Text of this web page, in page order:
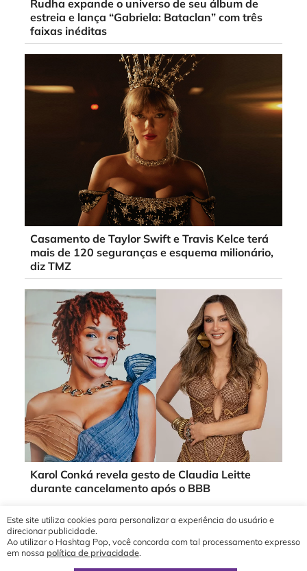
Rudha expande o universo de seu álbum de
estreia e lança “Gabriela: Bataclan” com três
faixas inéditas
Casamento de Taylor Swift e Travis Kelce terá
mais de 120 seguranças e esquema milionário,
diz TMZ
Karol Conká revela gesto de Claudia Leitte
durante cancelamento após o BBB
Este site utiliza cookies para personalizar a experiência do usuário e
direcionar publicidade.
Ao utilizar o Hashtag Pop, você concorda com tal processamento expresso
em nossa política de privacidade